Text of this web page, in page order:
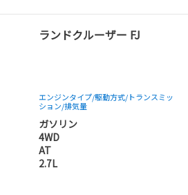
ランドクルーザー FJ
エンジンタイプ/駆動方式/トランスミッ
ション/排気量
ガソリン
4WD
AT
2.7L